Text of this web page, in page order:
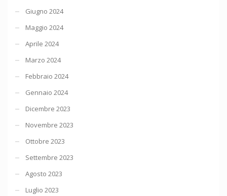
Giugno 2024
Maggio 2024
Aprile 2024
Marzo 2024
Febbraio 2024
Gennaio 2024
Dicembre 2023
Novembre 2023
Ottobre 2023
Settembre 2023
Agosto 2023
Luglio 2023